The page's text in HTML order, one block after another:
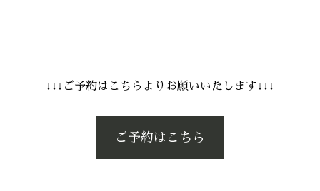
↓↓↓ご予約はこちらよりお願いいたします↓↓↓
ご予約はこちら